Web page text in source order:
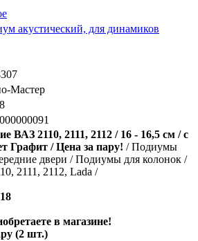
акустический, для динамиков
Мастер
ВАЗ 2110, 2111, 2112 / 16 - 16,5 см / с
Графит / Цена за пару! / Подиумы
двери / Подиумы для колонок /
2111, 2112, Lada /
в магазине!
(2 шт.)